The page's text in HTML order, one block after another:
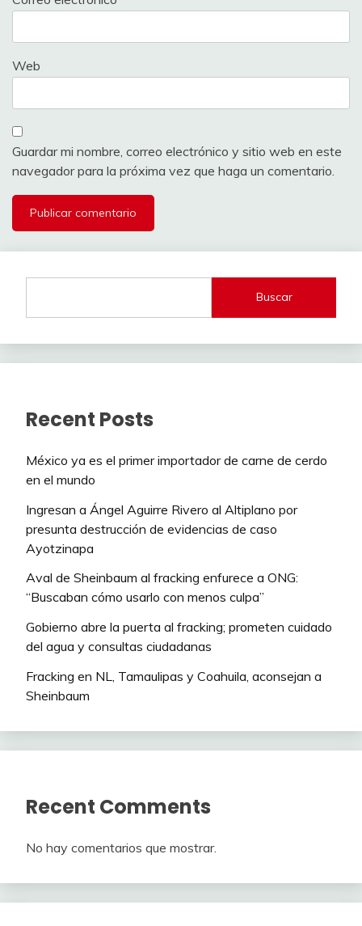
Web
Guardar mi nombre, correo electrónico y sitio web en este
navegador para la próxima vez que haga un comentario.
Buscar
Recent Posts
México ya es el primer importador de carne de cerdo
en el mundo
Ingresan a Ángel Aguirre Rivero al Altiplano por
presunta destrucción de evidencias de caso
Ayotzinapa
Aval de Sheinbaum al fracking enfurece a ONG:
“Buscaban cómo usarlo con menos culpa”
Gobierno abre la puerta al fracking; prometen cuidado
del agua y consultas ciudadanas
Fracking en NL, Tamaulipas y Coahuila, aconsejan a
Sheinbaum
Recent Comments
No hay comentarios que mostrar.